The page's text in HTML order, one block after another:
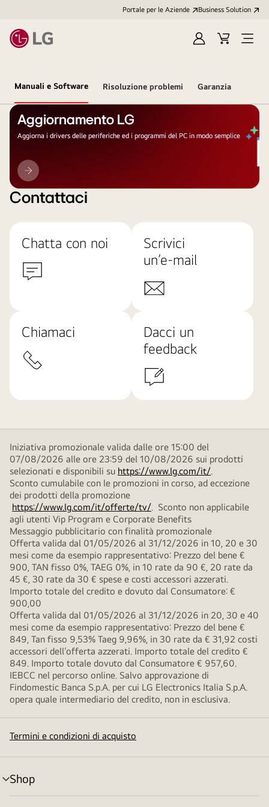
Portale per le Aziende Business Solution
AccediCart
Open
Manuali e Software Risoluzione problemi Garanzia
Aggiornamento LG
Aggiorna i drivers delle periferiche ed i programmi del PC in modo semplice
Aggiornamento
LG
Contattaci
Chatta con noi
Scrivici
un’e-mail
Chiamaci
Dacci un
feedback
Iniziativa promozionale valida dalle ore 15:00 del
07/08/2026 alle ore 23:59 del 10/08/2026 sui prodotti
selezionati e disponibili su https://www.lg.com/it/.
Sconto cumulabile con le promozioni in corso, ad eccezione
dei prodotti della promozione
https://www.lg.com/it/offerte/tv/. Sconto non applicabile
agli utenti Vip Program e Corporate Benefits
Messaggio pubblicitario con finalità promozionale
Offerta valida dal 01/05/2026 al 31/12/2026 in 10, 20 e 30
mesi come da esempio rappresentativo: Prezzo del bene €
900, TAN fisso 0%, TAEG 0%, in 10 rate da 90 €, 20 rate da
45 €, 30 rate da 30 € spese e costi accessori azzerati.
Importo totale del credito e dovuto dal Consumatore: €
900,00
Offerta valida dal 01/05/2026 al 31/12/2026 in 20, 30 e 40
mesi come da esempio rappresentativo: Prezzo del bene €
849, Tan fisso 9,53% Taeg 9,96%, in 30 rate da € 31,92 costi
accessori dell’offerta azzerati. Importo totale del credito €
849. Importo totale dovuto dal Consumatore € 957,60.
IEBCC nel percorso online. Salvo approvazione di
Findomestic Banca S.p.A. per cui LG Electronics Italia S.p.A.
opera quale intermediario del credito, non in esclusiva.
Termini e condizioni di acquisto
Shop
Attivazione
menu